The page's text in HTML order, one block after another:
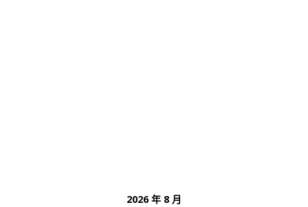
2026 年 8 月